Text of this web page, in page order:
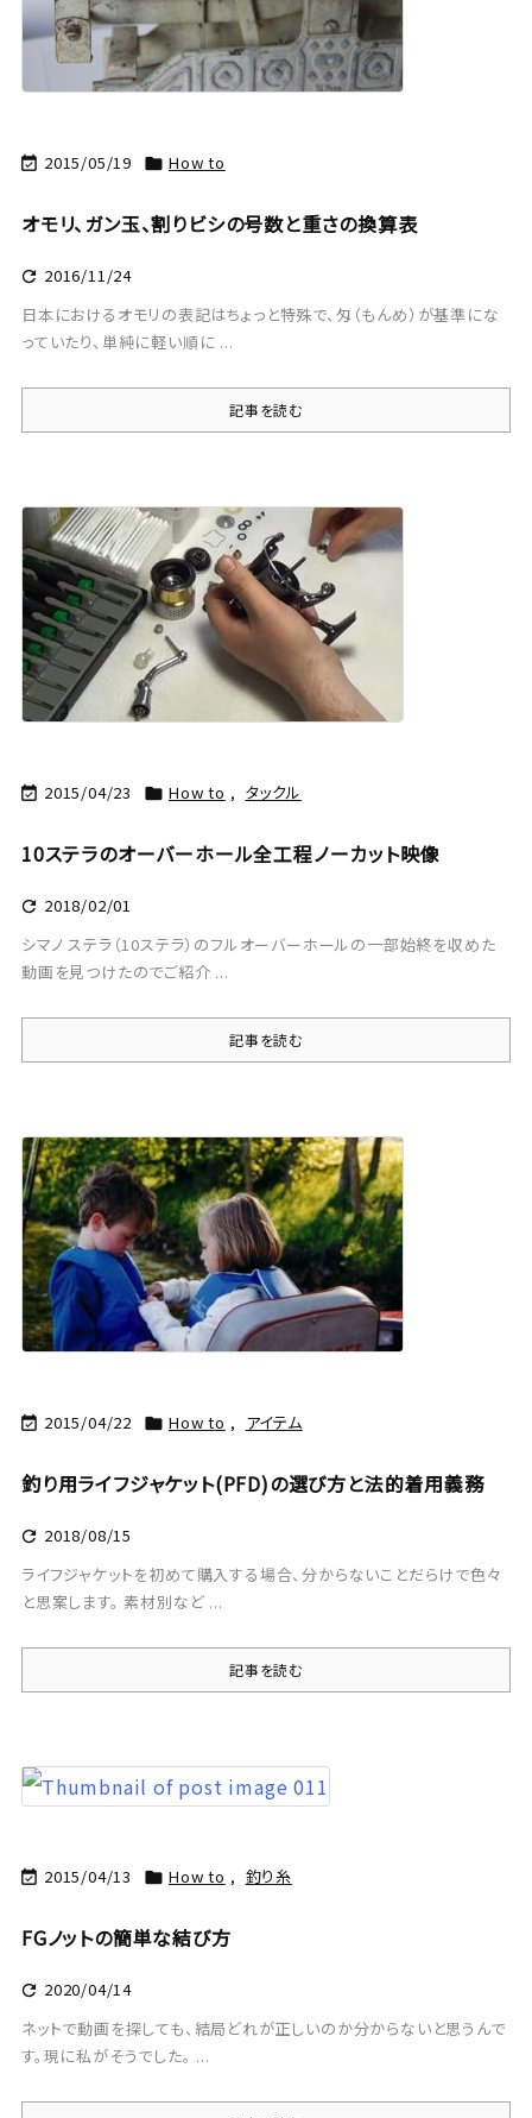
 2015/05/19  How to
オモリ、ガン玉、割りビシの号数と重さの換算表
 2016/11/24
日本におけるオモリの表記はちょっと特殊で、匁（もんめ）が基準にな
っていたり、単純に軽い順に ...
記事を読む
 2015/04/23  How to , タックル
10ステラのオーバーホール全工程ノーカット映像
 2018/02/01
シマノ ステラ（10ステラ）のフルオーバーホールの一部始終を収めた
動画を見つけたのでご紹介 ...
記事を読む
 2015/04/22  How to , アイテム
釣り用ライフジャケット(PFD)の選び方と法的着用義務
 2018/08/15
ライフジャケットを初めて購入する場合、分からないことだらけで色々
と思案します。 素材別など ...
記事を読む
 2015/04/13  How to , 釣り糸
FGノットの簡単な結び方
 2020/04/14
ネットで動画を探しても、結局どれが正しいのか分からないと思うんで
す。現に私がそうでした。 ...